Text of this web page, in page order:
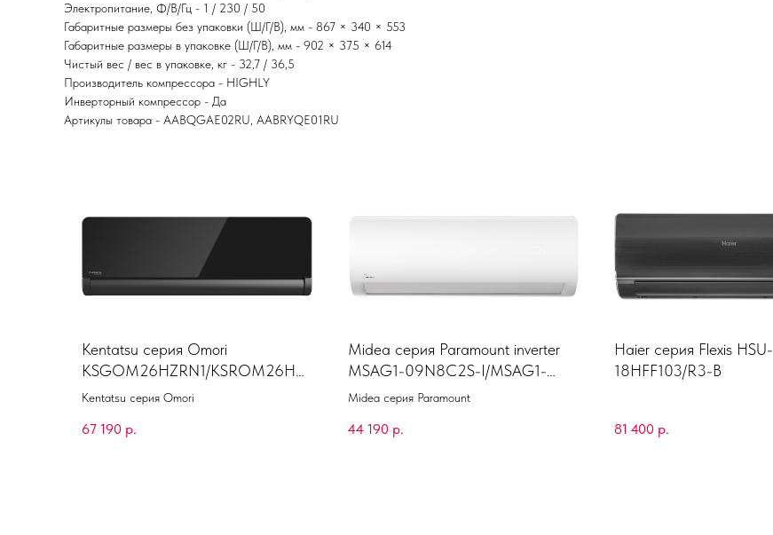
Электропитание, Ф/В/Гц - 1 / 230 / 50
Габаритные размеры без упаковки (Ш/Г/В), мм - 867 × 340 × 553
Габаритные размеры в упаковке (Ш/Г/В), мм - 902 × 375 × 614
Чистый вес / вес в упаковке, кг - 32,7 / 36,5
Производитель компрессора - HIGHLY
Инверторный компрессор - Да
Артикулы товара - AABQGAE02RU, AABRYQE01RU
Kentatsu серия Omori
KSGOM26HZRN1/KSROM26HZ
RN1
Kentatsu серия Omori
67 190 р.
Midea серия Paramount inverter
MSAG1-09N8C2S-I/MSAG1-
09N8C2S-O
Midea серия Paramount
44 190 р.
Haier серия Flexis HSU-
18HFF103/R3-B
81 400 р.